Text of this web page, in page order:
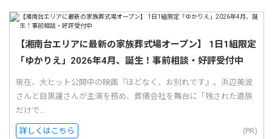
【湘南台エリアに最新の家族葬式場オープン】 1日1組限定
「ゆかりえ」2026年4月、誕生！事前相談・好評受付中
現在、大ヒット公開中の映画『ほどなく、お別れです』。浜辺美波
さんと目黒蓮さんが主演を務め、葬儀会社を舞台に「残された遺族
だけで...
詳しくはこちら (PR)